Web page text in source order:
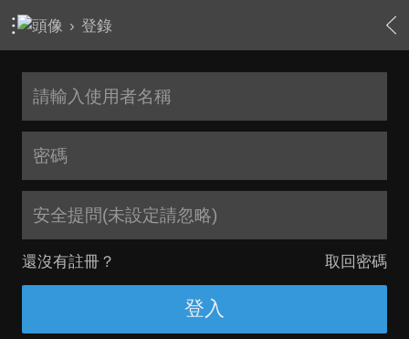
› 登錄
安全提問(未設定請忽略)
還沒有註冊？ 取回密碼
登入